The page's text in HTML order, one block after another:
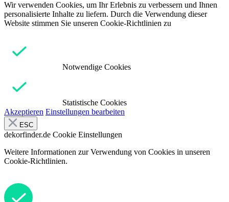
Wir verwenden Cookies, um Ihr Erlebnis zu verbessern und Ihnen
personalisierte Inhalte zu liefern. Durch die Verwendung dieser
Website stimmen Sie unseren Cookie-Richtlinien zu
Notwendige Cookies
Statistische Cookies
Akzeptieren Einstellungen bearbeiten
ESC
dekorfinder.de Cookie Einstellungen
Weitere Informationen zur Verwendung von Cookies in unseren
Cookie-Richtlinien.